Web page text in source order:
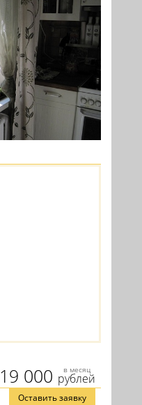
19 000 в месяц
рублей
Оставить заявку